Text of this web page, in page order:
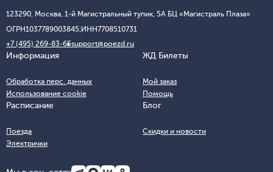
123290, Москва, 1-й Магистральный тупик, 5А БЦ «Магистраль Плаза»
ОГРН1037789003845;ИНН7708510731
+7 (495) 269-83-65support@poezd.ru
Информация
Обработка перс. данных
Использование cookie
ЖД Билеты
Мой заказ
Помощь
Расписание
Поезда
Электрички
Блог
Скидки и новости